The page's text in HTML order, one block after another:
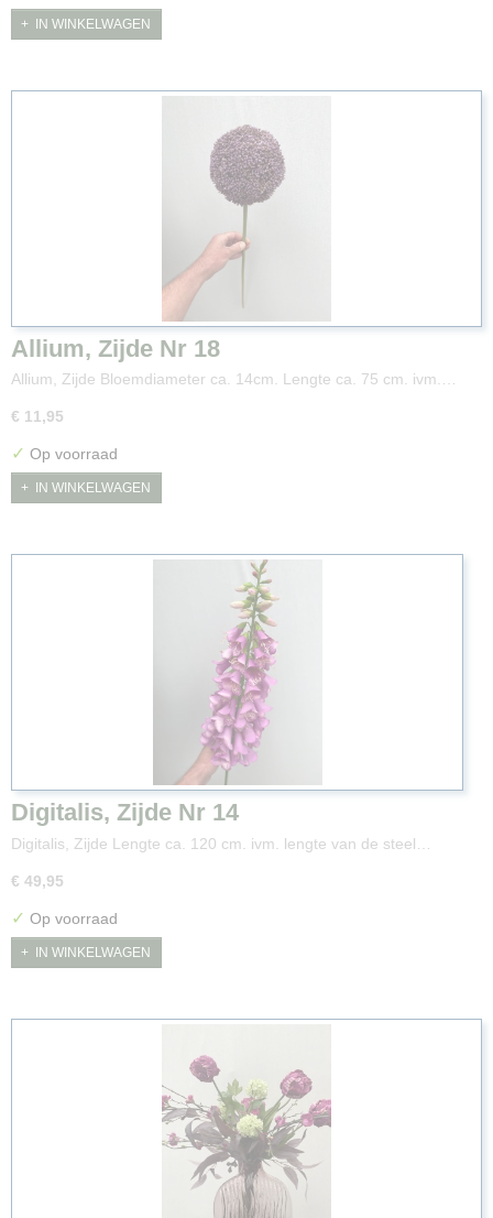
IN WINKELWAGEN
Allium, Zijde Nr 18
Allium, Zijde Bloemdiameter ca. 14cm. Lengte ca. 75 cm. ivm.…
€ 11,95
✓ Op voorraad
IN WINKELWAGEN
Digitalis, Zijde Nr 14
Digitalis, Zijde Lengte ca. 120 cm. ivm. lengte van de steel…
€ 49,95
✓ Op voorraad
IN WINKELWAGEN